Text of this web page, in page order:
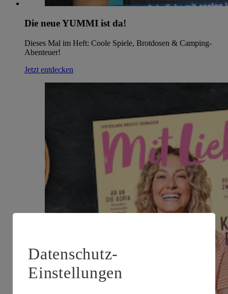
Die neue YUMMI ist da!
Dieses Mal im Heft: Coole Spiele, Brotdosen & Camping-
Abenteuer!
Jetzt entdecken
Datenschutz-
Einstellungen